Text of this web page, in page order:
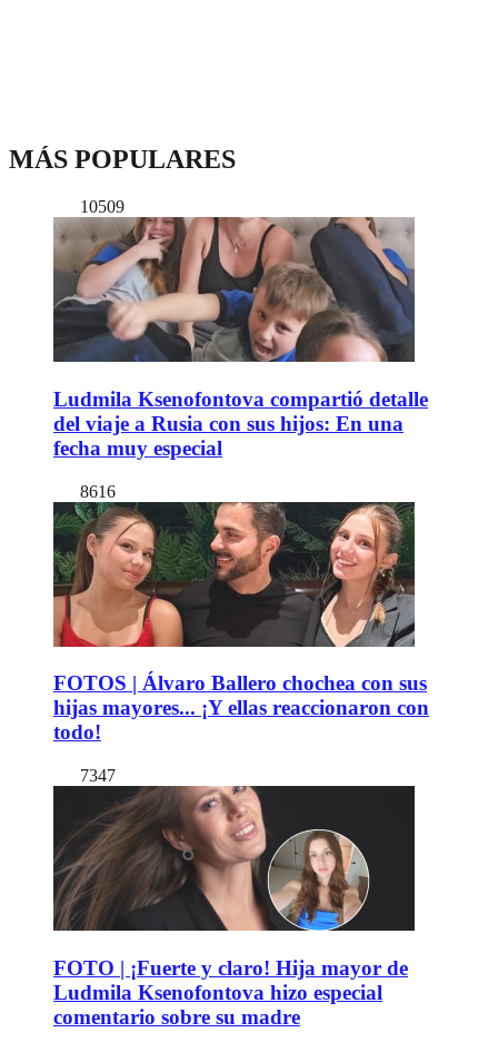
MÁS POPULARES
10509
Ludmila Ksenofontova compartió detalle
del viaje a Rusia con sus hijos: En una
fecha muy especial
8616
FOTOS | Álvaro Ballero chochea con sus
hijas mayores... ¡Y ellas reaccionaron con
todo!
7347
FOTO | ¡Fuerte y claro! Hija mayor de
Ludmila Ksenofontova hizo especial
comentario sobre su madre